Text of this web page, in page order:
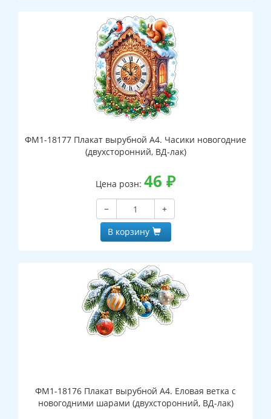
ФМ1-18177 Плакат вырубной А4. Часики новогодние
(двухсторонний, ВД-лак)
Цена розн: 46 ₽
−
+
В корзину
ФМ1-18176 Плакат вырубной А4. Еловая ветка с
новогодними шарами (двухсторонний, ВД-лак)